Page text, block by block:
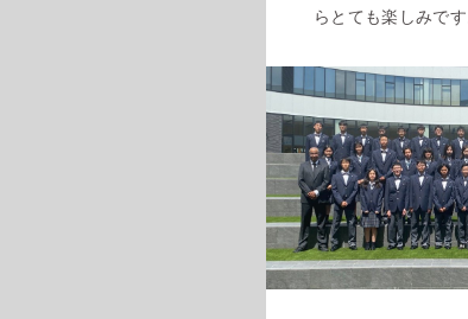
らとても楽しみです